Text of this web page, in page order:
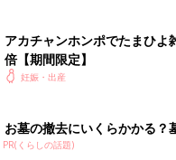
アカチャンホンポでたまひよ
倍【期間限定】
妊娠・出産
お墓の撤去にいくらかかる？
PR(くらしの話題)